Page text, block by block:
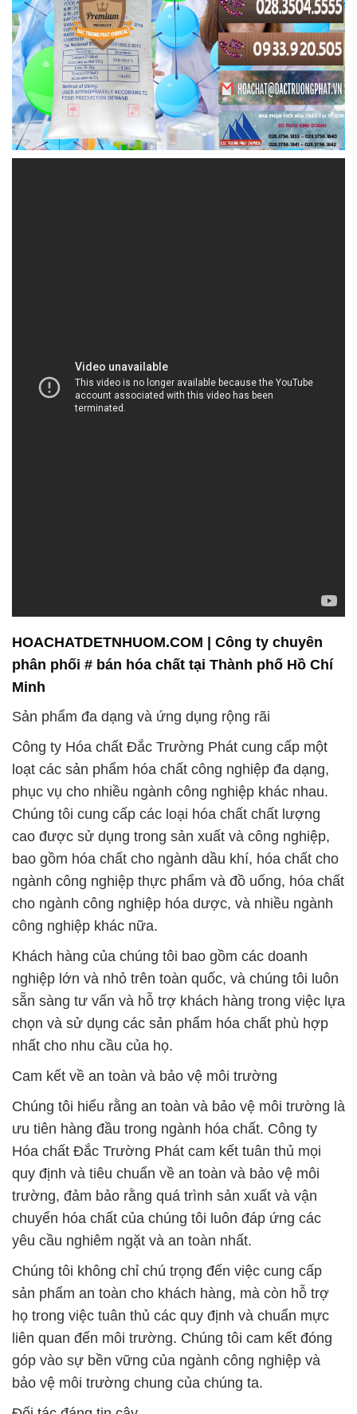
HOACHATDETNHUOM.COM | Công ty chuyên
phân phối # bán hóa chất tại Thành phố Hồ Chí
Minh
Sản phẩm đa dạng và ứng dụng rộng rãi
Công ty Hóa chất Đắc Trường Phát cung cấp một
loạt các sản phẩm hóa chất công nghiệp đa dạng,
phục vụ cho nhiều ngành công nghiệp khác nhau.
Chúng tôi cung cấp các loại hóa chất chất lượng
cao được sử dụng trong sản xuất và công nghiệp,
bao gồm hóa chất cho ngành dầu khí, hóa chất cho
ngành công nghiệp thực phẩm và đồ uống, hóa chất
cho ngành công nghiệp hóa dược, và nhiều ngành
công nghiệp khác nữa.
Khách hàng của chúng tôi bao gồm các doanh
nghiệp lớn và nhỏ trên toàn quốc, và chúng tôi luôn
sẵn sàng tư vấn và hỗ trợ khách hàng trong việc lựa
chọn và sử dụng các sản phẩm hóa chất phù hợp
nhất cho nhu cầu của họ.
Cam kết về an toàn và bảo vệ môi trường
Chúng tôi hiểu rằng an toàn và bảo vệ môi trường là
ưu tiên hàng đầu trong ngành hóa chất. Công ty
Hóa chất Đắc Trường Phát cam kết tuân thủ mọi
quy định và tiêu chuẩn về an toàn và bảo vệ môi
trường, đảm bảo rằng quá trình sản xuất và vận
chuyển hóa chất của chúng tôi luôn đáp ứng các
yêu cầu nghiêm ngặt và an toàn nhất.
Chúng tôi không chỉ chú trọng đến việc cung cấp
sản phẩm an toàn cho khách hàng, mà còn hỗ trợ
họ trong việc tuân thủ các quy định và chuẩn mực
liên quan đến môi trường. Chúng tôi cam kết đóng
góp vào sự bền vững của ngành công nghiệp và
bảo vệ môi trường chung của chúng ta.